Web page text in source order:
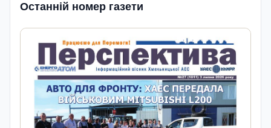
Останній номер газети